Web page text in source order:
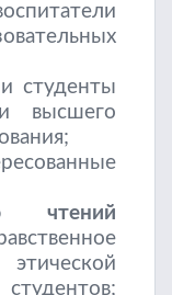
студенты
высшего
чтений